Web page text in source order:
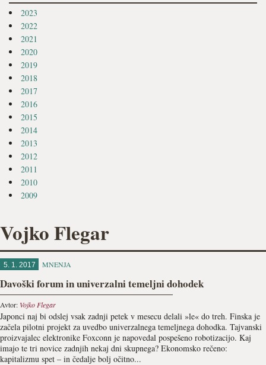
2023
2022
2021
2020
2019
2018
2017
2016
2015
2014
2013
2012
2011
2010
2009
Vojko Flegar
5. 1. 2017 MNENJA
Davoški forum in univerzalni temeljni dohodek
Avtor: Vojko Flegar
Japonci naj bi odslej vsak zadnji petek v mesecu delali »le« do treh. Finska je
začela pilotni projekt za uvedbo univerzalnega temeljnega dohodka. Tajvanski
proizvajalec elektronike Foxconn je napovedal pospešeno robotizacijo. Kaj
imajo te tri novice zadnjih nekaj dni skupnega? Ekonomsko rečeno:
kapitalizmu spet – in čedalje bolj očitno...